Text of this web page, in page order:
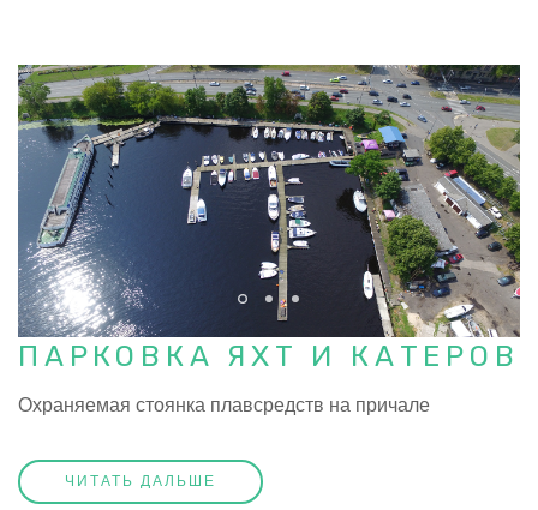
ПАРКОВКА ЯХТ И КАТЕРОВ
Охраняемая стоянка плавсредств на причале
ЧИТАТЬ ДАЛЬШЕ